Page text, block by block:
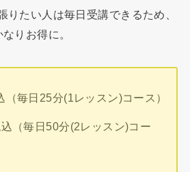
りたい人は毎日受講できるため、
りお得に。
（毎日25分(1レッスン)コース）
（毎日50分(2レッスン)コー